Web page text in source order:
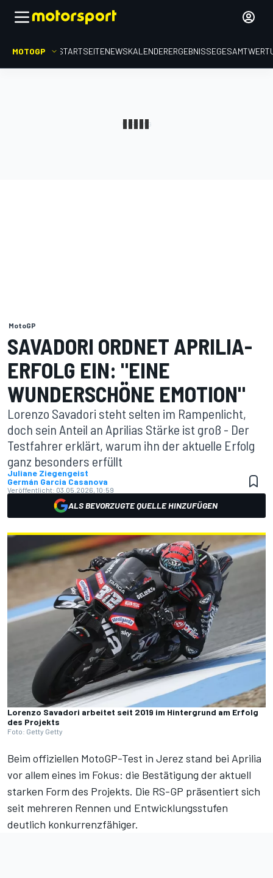
MOTOGP STARTSEITENEWSKALENDERERGEBNISSE
MotoGP
SAVADORI ORDNET APRILIA-
ERFOLG EIN: "EINE
WUNDERSCHÖNE EMOTION"
Lorenzo Savadori steht selten im Rampenlicht,
doch sein Anteil an Aprilias Stärke ist groß - Der
Testfahrer erklärt, warum ihn der aktuelle Erfolg
ganz besonders erfüllt
Juliane Ziegengeist
Germán Garcia Casanova
Veröffentlicht: 03.05.2026, 10:59
ALS BEVORZUGTE QUELLE HINZUFÜGEN
Lorenzo Savadori arbeitet seit 2019 im Hintergrund am Erfolg
des Projekts
Foto: Getty Getty
Beim offiziellen MotoGP-Test in Jerez stand bei Aprilia
vor allem eines im Fokus: die Bestätigung der aktuell
starken Form des Projekts. Die RS-GP präsentiert sich
seit mehreren Rennen und Entwicklungsstufen
deutlich konkurrenzfähiger.